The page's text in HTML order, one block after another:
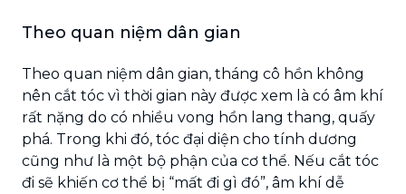
Theo quan niệm dân gian
Theo quan niệm dân gian, tháng cô hồn không
nên cắt tóc vì thời gian này được xem là có âm khí
rất nặng do có nhiều vong hồn lang thang, quấy
phá. Trong khi đó, tóc đại diện cho tính dương
cũng như là một bộ phận của cơ thể. Nếu cắt tóc
đi sẽ khiến cơ thể bị “mất đi gì đó”, âm khí dễ